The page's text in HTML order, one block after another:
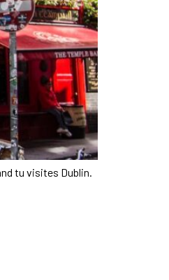
tu visites Dublin.